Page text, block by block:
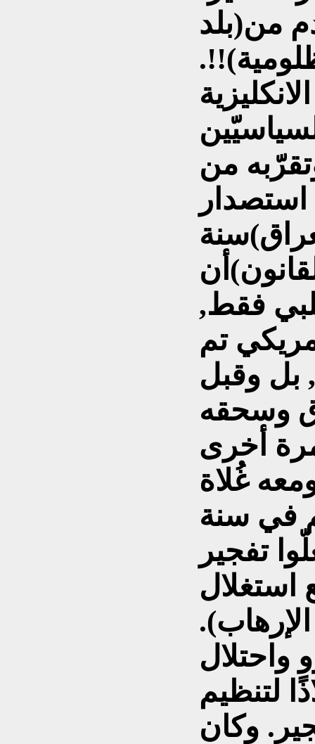
من(بلد
من
فقط,
تم
بل وقبل
أخرى
غُلاة
في سنة
تفجير
استغلال
واحتلال
لتنظيم
وكان